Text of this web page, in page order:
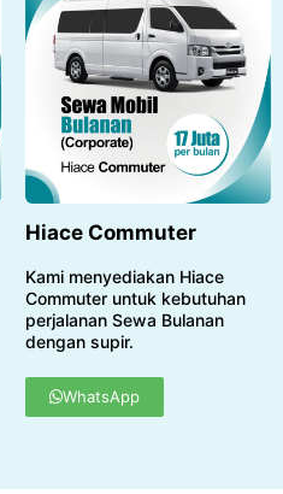
Hiace Commuter
Kami menyediakan Hiace
Commuter untuk kebutuhan
perjalanan Sewa Bulanan
dengan supir.
WhatsApp